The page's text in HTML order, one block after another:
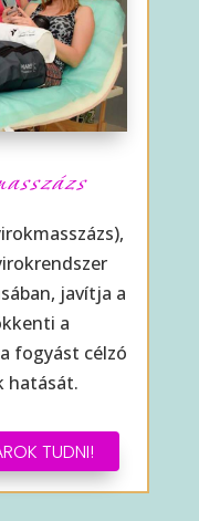
javítja a
a
fogyást célzó
hatását.
TUDNI!